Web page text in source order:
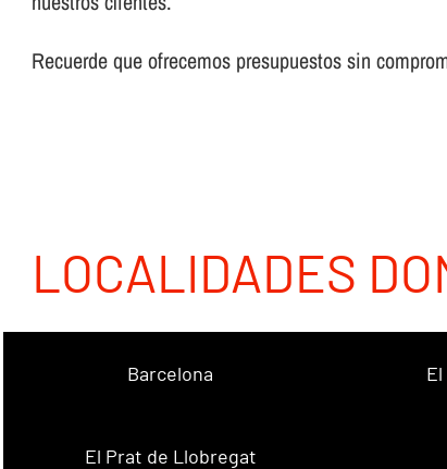
Recuerde que ofrecemos presupuestos sin
LOCALIDADES
Barcelona
El Prat de Llobregat